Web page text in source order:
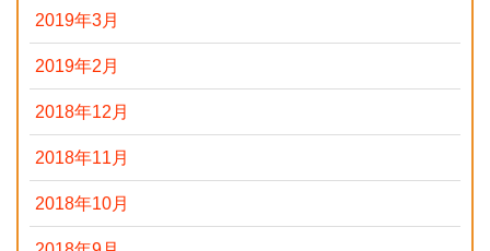
2019年3月
2019年2月
2018年12月
2018年11月
2018年10月